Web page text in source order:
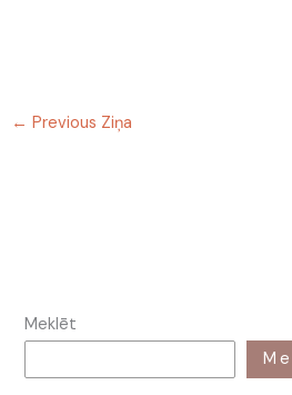
← Previous Ziņa
Meklēt